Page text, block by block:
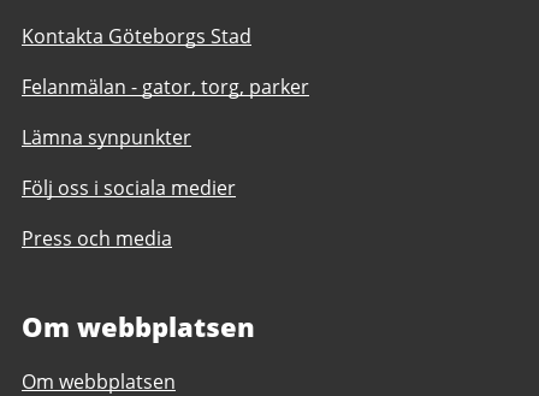
Kontakta Göteborgs Stad
Felanmälan - gator, torg, parker
Lämna synpunkter
Följ oss i sociala medier
Press och media
Om webbplatsen
Om webbplatsen